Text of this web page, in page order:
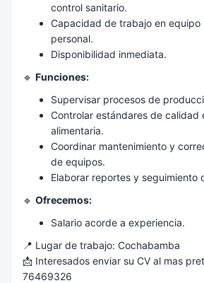
control sanitario.
Capacidad de trabajo en
personal.
Disponibilidad inmediata.
🔹 Funciones:
Supervisar procesos de
Controlar estándares de calidad
alimentaria.
Coordinar mantenimiento y
de equipos.
Elaborar reportes y seguimiento
🔹 Ofrecemos:
Salario acorde a experiencia.
📍 Lugar de trabajo: Cochabamba
📩 Interesados enviar su CV al mas
76469326